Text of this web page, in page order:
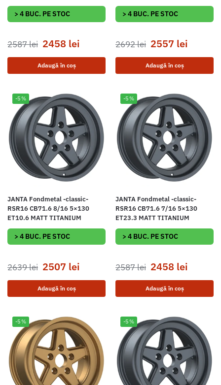
> 4 BUC. PE STOC
2587lei 2458 lei
Adaugă în coș
> 4 BUC. PE STOC
2692lei 2557 lei
Adaugă în coș
-5%
JANTA Fondmetal -classic-
RSR16 CB71.6 8/16 5×130
ET10.6 MATT TITANIUM
> 4 BUC. PE STOC
2639lei 2507 lei
Adaugă în coș
-5%
JANTA Fondmetal -classic-
RSR16 CB71.6 7/16 5×130
ET23.3 MATT TITANIUM
> 4 BUC. PE STOC
2587lei 2458 lei
Adaugă în coș
-5% -5%